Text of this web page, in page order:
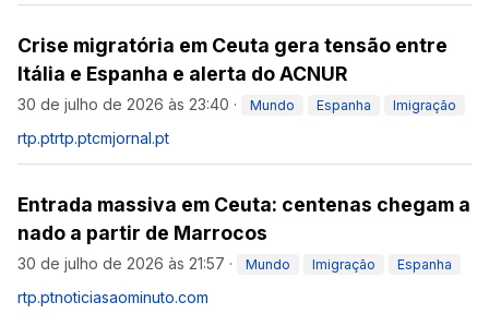
Crise migratória em Ceuta gera tensão entre
Itália e Espanha e alerta do ACNUR
30 de julho de 2026 às 23:40 · Mundo Espanha Imigração
rtp.ptrtp.ptcmjornal.pt
Entrada massiva em Ceuta: centenas chegam a
nado a partir de Marrocos
30 de julho de 2026 às 21:57 · Mundo Imigração Espanha
rtp.ptnoticiasaominuto.com